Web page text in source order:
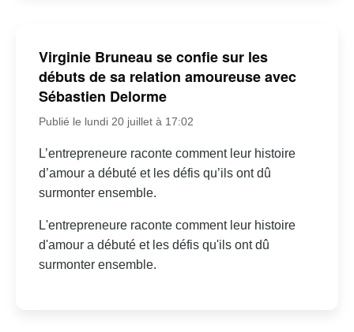
Virginie Bruneau se confie sur les
débuts de sa relation amoureuse avec
Sébastien Delorme
Publié le lundi 20 juillet à 17:02
L’entrepreneure raconte comment leur histoire
d’amour a débuté et les défis qu’ils ont dû
surmonter ensemble.
L'entrepreneure raconte comment leur histoire
d'amour a débuté et les défis qu'ils ont dû
surmonter ensemble.